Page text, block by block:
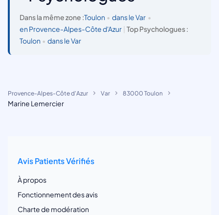
Dans la même zone :Toulon • dans le Var •
en Provence-Alpes-Côte d'Azur
Top Psychologues :
Toulon • dans le Var
Provence-Alpes-Côte d'Azur Var 83000 Toulon
Marine Lemercier
Avis Patients Vérifiés
À propos
Fonctionnement des avis
Charte de modération